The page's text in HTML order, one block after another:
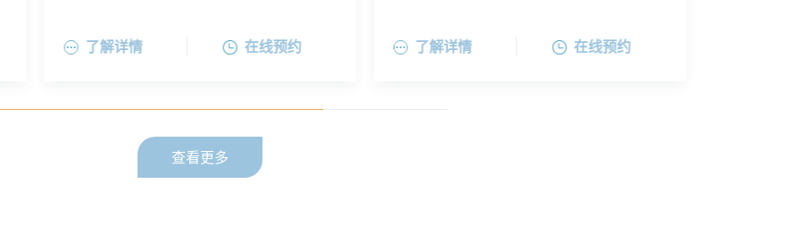
等过敏性皮肤病的诊治。擅长激光治疗色
斑、痤疮、疤痕、红血丝等损容性皮肤问
频、注射微整形等联合治疗方法达到皮肤
了解详情 在线预约
衰治疗。对于各种常见皮肤疾病如痤疮、
玫瑰痤疮、色素性疾病、疣、过敏性皮肤
病硕士学位。曾任上海市皮肤病医院医学
美容科副主任医师，是新加坡国家皮肤病
了解详情 在线预约
查看更多